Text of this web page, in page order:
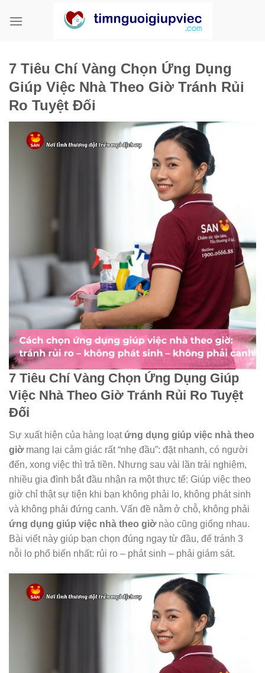
qua
7 Tiêu Chí Vàng Chọn Ứng Dụng
Giúp Việc Nhà Theo Giờ Tránh Rủi
Ro Tuyệt Đối
7 Tiêu Chí Vàng Chọn Ứng Dụng Giúp
Việc Nhà Theo Giờ Tránh Rủi Ro Tuyệt
Đối
Sự xuất hiện của hàng loạt ứng dụng giúp việc nhà theo
giờmang lại cảm giác rất “nhẹ đầu”: đặt nhanh, có người
đến, xong việc thì trả tiền. Nhưng sau vài lần trải nghiệm,
nhiều gia đình bắt đầu nhận ra một thực tế: Giúp việc theo
giờ chỉ thật sự tiện khi bạn không phải lo, không phát sinh
và không phải đứng canh. Vấn đề nằm ở chỗ, không phải
ứng dụng giúp việc nhà theo giờnào cũng giống nhau.
Bài viết này giúp bạn chọn đúng ngay từ đầu, để tránh 3
nỗi lo phổ biến nhất: rủi ro – phát sinh – phải giám sát.